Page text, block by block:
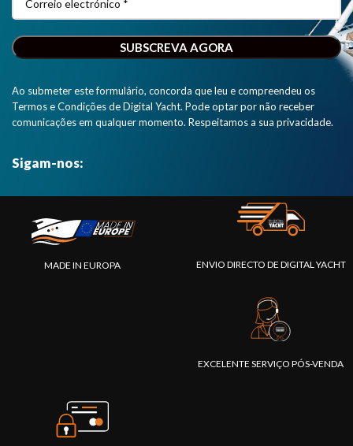
Ao submeter este formulário, concorda que leu e compreendeu os
Termos e Condições de Digital Yacht. Pode optar por não receber
comunicações em qualquer momento. Respeitamos a sua privacidade.
Sigam-nos:
MADE IN EUROPA ENVIO DIRECTO DE DIGITAL YACHT
EXCELENTE SERVIÇO PÓS-VENDA